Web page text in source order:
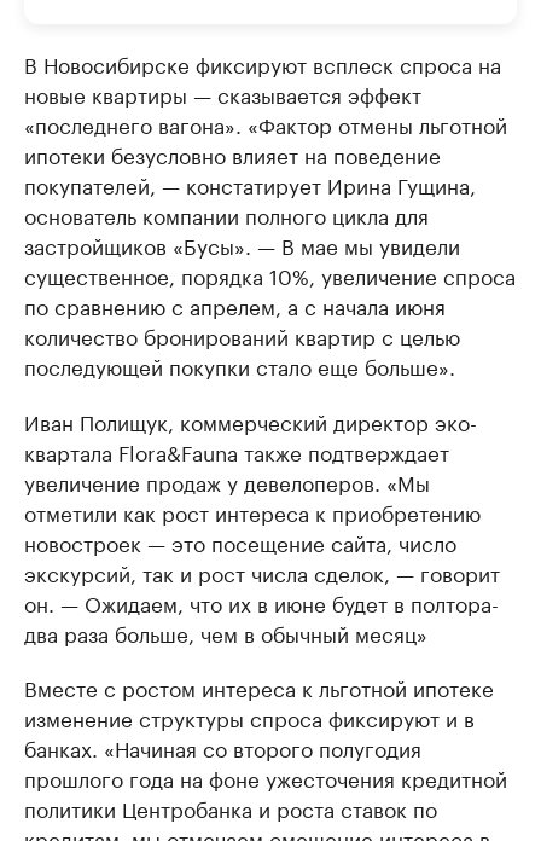
В Новосибирске фиксируют всплеск спроса на
новые квартиры — сказывается эффект
«последнего вагона». «Фактор отмены льготной
ипотеки безусловно влияет на поведение
покупателей, — констатирует Ирина Гущина,
основатель компании полного цикла для
застройщиков «Бусы». — В мае мы увидели
существенное, порядка 10%, увеличение спроса
по сравнению с апрелем, а с начала июня
количество бронирований квартир с целью
последующей покупки стало еще больше».
Иван Полищук, коммерческий директор эко-
квартала Flora&Fauna также подтверждает
увеличение продаж у девелоперов. «Мы
отметили как рост интереса к приобретению
новостроек — это посещение сайта, число
экскурсий, так и рост числа сделок, — говорит
он. — Ожидаем, что их в июне будет в полтора-
два раза больше, чем в обычный месяц»
Вместе с ростом интереса к льготной ипотеке
изменение структуры спроса фиксируют и в
банках. «Начиная со второго полугодия
прошлого года на фоне ужесточения кредитной
политики Центробанка и роста ставок по